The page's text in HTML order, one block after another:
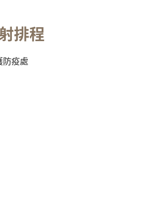
排程
疫處